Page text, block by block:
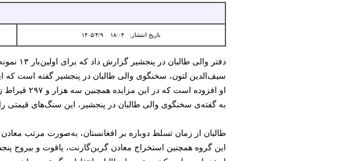
تاریخ انتشار: ۱۸:۰۴ ۱۴۰۵/۴/۹
دفتر والی طالبان در پنجشیر گزارش داد که برای اولین‌بار ۱۳ نمونه سنگ گرین‌گارنت استخراج شده از معادن این ولایت به فروش رسیده است.
سیف‌الدین لتون، سخنگوی والی طالبان در پنجشیر گفته است که این سنگ قیمتی روز (سه‌شنبه،
او افزوده است که در این مزایده همچنین سه هزار و ۲۹۷ قیراط زمرد استخراج‌شده از معادن پنجشیر به ارزش ۱۹۸ هزار و ۳۷۰ دالر به فروش رسیده است.
به گفته‌ی سخنگوی والی طالبان در پنجشیر، این سنگ‌های قیمتی
طالبان از زمان تسلط دوباره بر افغانستان، به‌صورت مرتب
این گروه همچنین استخراج معادن گرین‌گارنت، یاقوت و بیروج